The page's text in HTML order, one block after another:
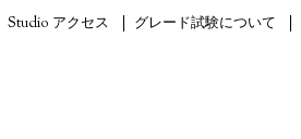
Studio アクセス グレード試験について